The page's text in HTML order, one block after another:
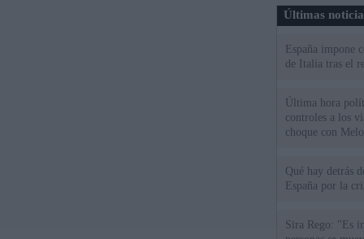
Últimas
España impone
de Italia tras el
Última hora
controles a los
choque con
Qué hay detrás
España por la
Sira Rego: "Es